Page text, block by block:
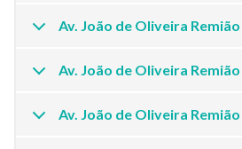
Av. João de Oliveira
Av. João de Oliveira
Av. João de Oliveira